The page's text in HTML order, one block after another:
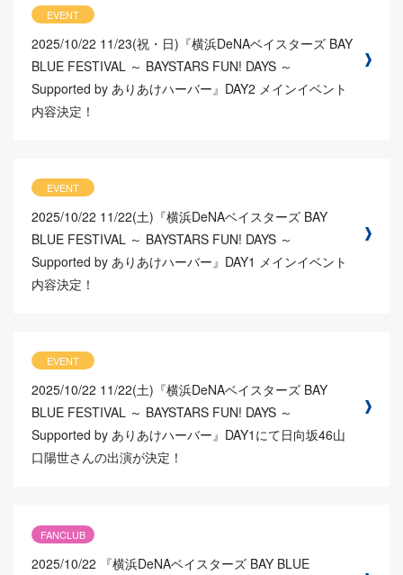
EVENT
2025/10/22 11/23(祝・日)『横浜DeNAベイスターズ BAY
BLUE FESTIVAL ～ BAYSTARS FUN! DAYS ～
Supported by ありあけハーバー』DAY2 メインイベント
内容決定！
EVENT
2025/10/22 11/22(土)『横浜DeNAベイスターズ BAY
BLUE FESTIVAL ～ BAYSTARS FUN! DAYS ～
Supported by ありあけハーバー』DAY1 メインイベント
内容決定！
EVENT
2025/10/22 11/22(土)『横浜DeNAベイスターズ BAY
BLUE FESTIVAL ～ BAYSTARS FUN! DAYS ～
Supported by ありあけハーバー』DAY1にて日向坂46山
口陽世さんの出演が決定！
FANCLUB
2025/10/22
『横浜DeNAベイスターズ BAY BLUE